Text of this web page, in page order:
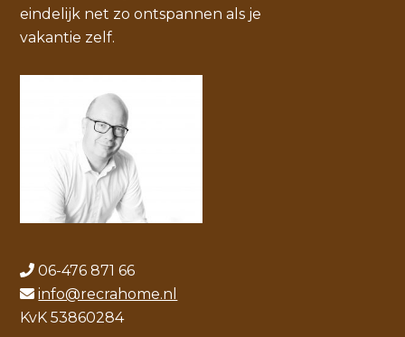
eindelijk net zo ontspannen als je
vakantie zelf.
06-476 871 66
info@recrahome.nl
KvK 53860284